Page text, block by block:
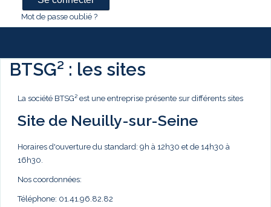
Mot de passe oublié ?
BTSG² : les sites
La société BTSG² est une entreprise présente sur différents sites
Site de Neuilly-sur-Seine
Horaires d'ouverture du standard: 9h à 12h30 et de 14h30 à
16h30.
Nos coordonnées:
Téléphone: 01.41.96.82.82